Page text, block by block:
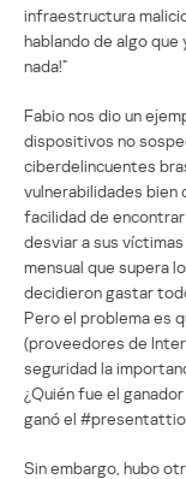
infraestructura
hablando de algo que
nada!”
Fabio nos dio un
dispositivos no
ciberdelincuentes
vulnerabilidades bien
facilidad de
desviar a sus
mensual que supera
decidieron gastar
Pero el problema es
(proveedores de
seguridad la
¿Quién fue el
ganó el
Sin embargo, hubo